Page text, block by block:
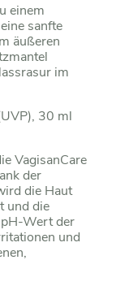
einem
sanfte
äußeren
im
30 ml
VagisanCare
der
die Haut
und die
Wert der
und